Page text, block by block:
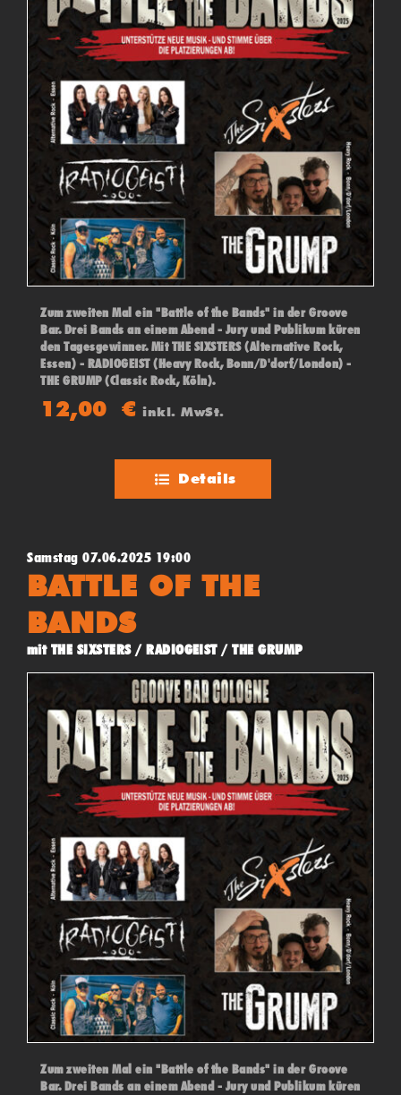
Zum zweiten Mal ein "Battle of the Bands" in der Groove
Bar. Drei Bands an einem Abend - Jury und Publikum küren
den Tagesgewinner. Mit THE SIXSTERS (Alternative Rock,
Essen) - RADIOGEIST (Heavy Rock, Bonn/D'dorf/London) -
THE GRUMP (Classic Rock, Köln).
12,00€ inkl. MwSt.
Details
Samstag 07.06.2025 19:00
BATTLE OF THE
BANDS
mit THE SIXSTERS / RADIOGEIST / THE GRUMP
Zum zweiten Mal ein "Battle of the Bands" in der Groove
Bar. Drei Bands an einem Abend - Jury und Publikum küren